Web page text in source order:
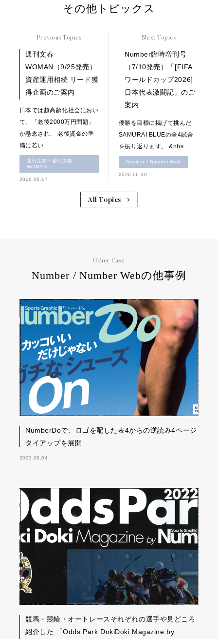
その他トピックス
Previous Topics
週刊文春
WOMAN（9/25発売）
資産運用相続 リード獲
得企画のご案内
日本では超高齢化社会におい
て、「老後2000万円問題」
が懸念され、 老後資金の準
備に若い
週刊文春 / 週刊文春
WOMAN
2026.06.17
Next Topics
Number臨時増刊号
（7/10発売）「[FIFA
ワールドカップ2026]
日本代表激闘記」のご
案内
優勝を目標に掲げて挑んだ
SAMURAI BLUEの全4試合
を振り返ります。 &nbs
Number / Number Web
2026.06.30
All Topics
Other Case
Number / Number Webの他事例
NumberDoで、ロゴを配した表4からの逆読み4ページ
タイアップを展開
2023.08.04
競馬・競輪・オートレースそれぞれの選手や見どころ
紹介した 「Odds Park DokiDoki Magazine by